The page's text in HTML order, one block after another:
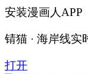
安装漫画人APP
锖猫 · 海岸线实
打开